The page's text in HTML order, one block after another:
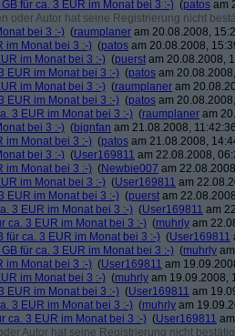
GB für ca. 3 EUR im Monat bei 3 :-) (patos am
oder Autor hat seine Registrierung nicht
bei 3 :-) (raumplaner am 20.08.2008,
im Monat bei 3 :-) (patos am 20.08.2008,
im Monat bei 3 :-) (puerst am 20.08.2008,
EUR im Monat bei 3 :-) (patos am
im Monat bei 3 :-) (raumplaner am
EUR im Monat bei 3 :-) (patos am
3 EUR im Monat bei 3 :-) (raumplaner am
bei 3 :-) (bignfan am 21.08.2008,
im Monat bei 3 :-) (patos am 21.08.2008,
bei 3 :-) (User169811 am 22.08.2008,
im Monat bei 3 :-) (Newbie007 am
im Monat bei 3 :-) (User169811 am
EUR im Monat bei 3 :-) (puerst am
3 EUR im Monat bei 3 :-) (User169811 am
ca. 3 EUR im Monat bei 3 :-) (muhrly am
für ca. 3 EUR im Monat bei 3 :-) (User169811
GB für ca. 3 EUR im Monat bei 3 :-) (muhrly
im Monat bei 3 :-) (User169811 am
im Monat bei 3 :-) (muhrly am 19.09.2008,
EUR im Monat bei 3 :-) (User169811 am
3 EUR im Monat bei 3 :-) (muhrly am
ca. 3 EUR im Monat bei 3 :-) (User169811
Autor hat seine Registrierung nicht